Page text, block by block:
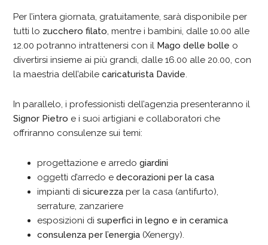
Per l’intera giornata, gratuitamente, sarà disponibile per
tutti lo zucchero filato, mentre i bambini, dalle 10.00 alle
12.00 potranno intrattenersi con il Mago delle bolle o
divertirsi insieme ai più grandi, dalle 16.00 alle 20.00, con
la maestria dell’abilecaricaturista Davide.
In parallelo, i professionisti dell’agenzia presenteranno il
Signor Pietro e i suoi artigiani e collaboratori che
offriranno consulenze sui temi:
progettazione e arredogiardini
oggetti d’arredo edecorazioni per la casa
impianti disicurezza per la casa (antifurto),
serrature, zanzariere
esposizioni disuperfici in legno e in ceramica
consulenza per l’energia (Xenergy).